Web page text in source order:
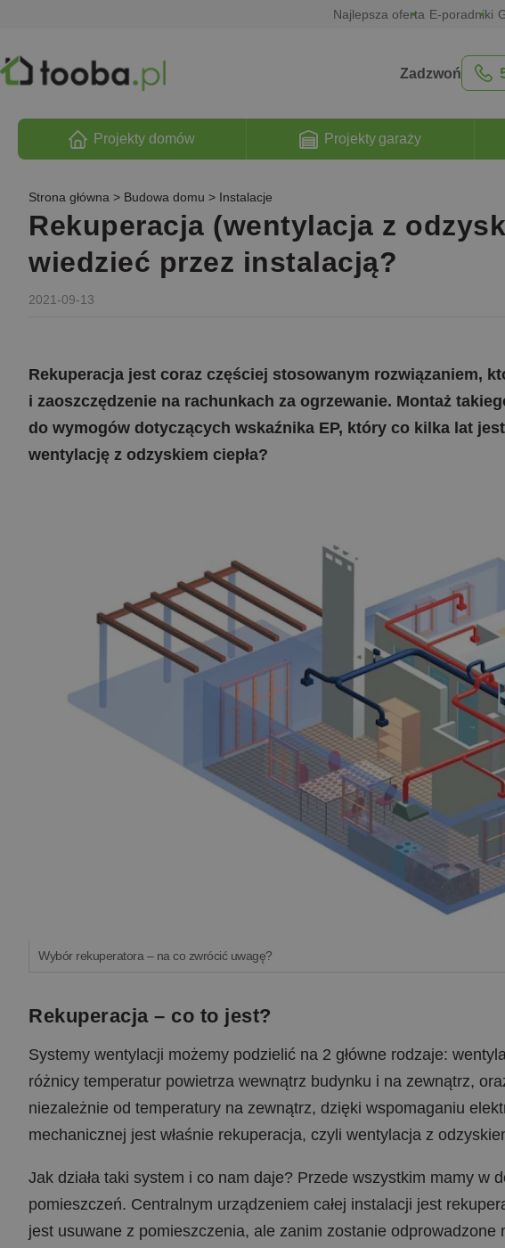
Najlepsza oferta E-poradniki
Zadzwoń
Projekty domów Projekty garaży
Strona główna > Budowa domu > Instalacje
Rekuperacja (wentylacja z
wiedzieć przez instalacją?
2021-09-13
Rekuperacja jest coraz częściej stosowanym rozwiązaniem,
i zaoszczędzenie na rachunkach za ogrzewanie. Montaż
do wymogów dotyczących wskaźnika EP, który co kilka lat
wentylację z odzyskiem ciepła?
Wybór rekuperatora – na co zwrócić uwagę?
Rekuperacja – co to jest?
Systemy wentylacji możemy podzielić na 2 główne rodzaje:
różnicy temperatur powietrza wewnątrz budynku i na zewnątrz,
niezależnie od temperatury na zewnątrz, dzięki wspomaganiu
mechanicznej jest właśnie rekuperacja, czyli wentylacja z
Jak działa taki system i co nam daje? Przede wszystkim mamy w
pomieszczeń. Centralnym urządzeniem całej instalacji jest
jest usuwane z pomieszczenia, ale zanim zostanie